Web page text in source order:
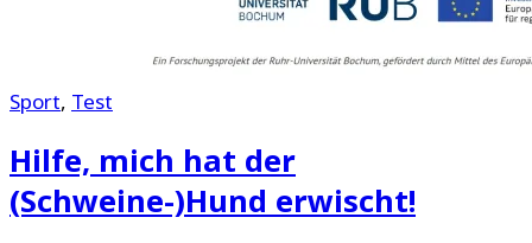
Sport, Test
Hilfe, mich hat der
(Schweine-)Hund erwischt!